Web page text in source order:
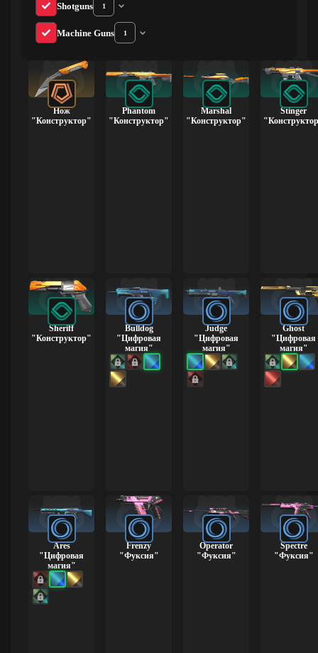
Shotguns 1
Machine Guns 1
Нож
"Конструктор"
Phantom
"Конструктор"
Marshal
"Конструктор"
Stinger
Sheriff
"Конструктор"
Bulldog
"Цифровая
магия"
Judge
"Цифровая
магия"
Ghost
"Цифровая
магия"
Ares
"Цифровая
магия"
Frenzy
"Фуксия"
Operator
"Фуксия"
Spectre
"Фуксия"